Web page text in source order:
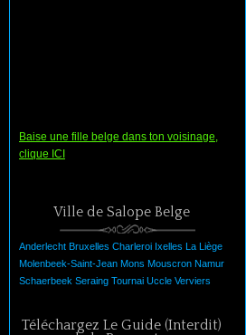
Baise une fille belge dans ton voisinage,
clique ICI
Ville de Salope Belge
Anderlecht Bruxelles Charleroi Ixelles La Liège
Molenbeek-Saint-Jean Mons Mouscron Namur
Schaerbeek Seraing Tournai Uccle Verviers
Téléchargez Le Guide (Interdit)